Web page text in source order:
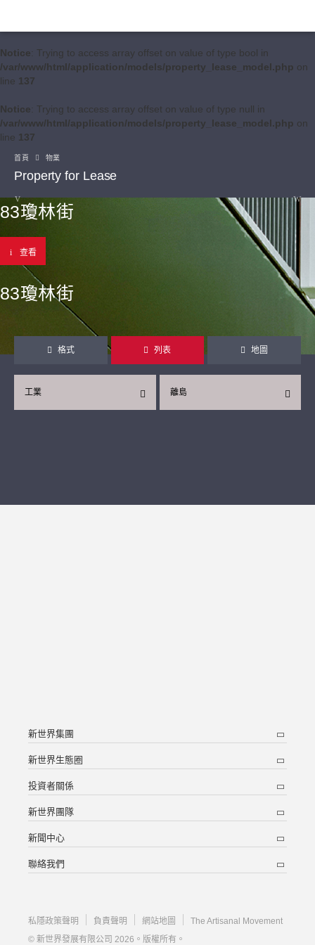
Notice: Trying to access array offset on value of type bool in
/var/www/html/application/models/property_lease_model.php on
line 137
Notice: Trying to access array offset on value of type null in
/var/www/html/application/models/property_lease_model.php on
line 137
首頁 物業
Property for Lease
83瓊林街
查看
83瓊林街
格式 列表 地圖
離島
工業
新世界集團
新世界生態圈
投資者關係
新世界團隊
新聞中心
聯絡我們
私隱政策聲明 負責聲明 網站地圖
The Artisanal Movement
© 新世界發展有限公司 2026。版權所有。